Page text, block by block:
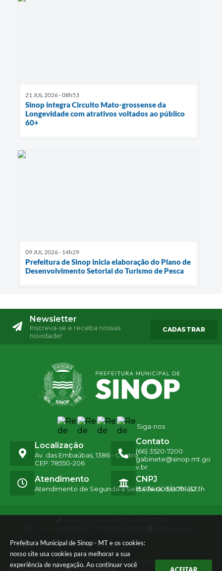
Prefeitura Municipal de Sinop - MT e os cookies:
nosso site usa cookies para melhorar a sua
experiência de navegação. Ao continuar você
21 JUL 2026 - 08h53
Sinop integra Circuito Mato-grossense da
Longevidade com atrativos voltados ao público
60+
09 JUL 2026 - 14h29
Prefeitura de Sinop inicia elaboração do Plano de
Desenvolvimento Setorial do Turismo de Pesca
Newsletter
Inscreva-se e receba nossas
novidade!
CADASTRAR
Siga-nos
Localização
Av. das Embaúbas, 1386 - Centro
CEP: 78550-206
Contato
(66) 3520-7200
gabinete@sinop.mt.go
v.br
Atendimento
Atendimento de Segunda a Sexta-feira, das 7h às 13h
CNPJ
15.024.003/0001-32
© Copyright Instar - 2006-2026. Todos os direitos
reservados - Instar Tecnologia